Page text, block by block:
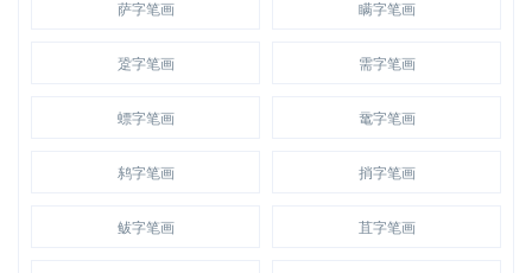
萨字笔画 瞒字笔画
跫字笔画 需字笔画
螵字笔画 鼋字笔画
鸫字笔画 捎字笔画
鲅字笔画 苴字笔画